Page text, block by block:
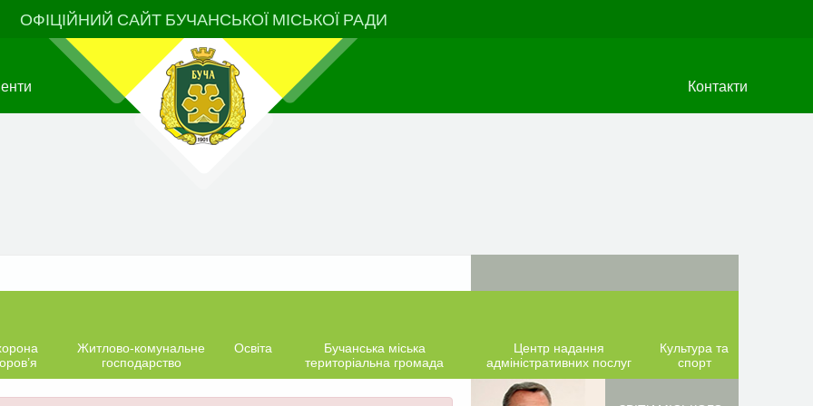
ОФІЦІЙНИЙ САЙТ БУЧАНСЬКОЇ МІСЬКОЇ РАДИ
Контакти
Житлово-комунальне
господарство
Освіта
Бучанська міська
територіальна громада
Центр надання
адміністративних послуг
Культура та
спорт